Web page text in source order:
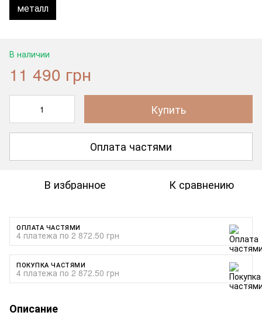
металл
В наличии
11 490 грн
Купить
Оплата частями
В избранное К сравнению
ОПЛАТА ЧАСТЯМИ
4 платежа по 2 872.50 грн
ПОКУПКА ЧАСТЯМИ
4 платежа по 2 872.50 грн
Описание